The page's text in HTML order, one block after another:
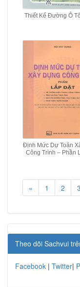
Thiết Kế Đường Ô
Định Mức Dự Toán
Công Trình – Phần
« 1 2 3
Theo dõi Sachvui
Facebook | Twitter|